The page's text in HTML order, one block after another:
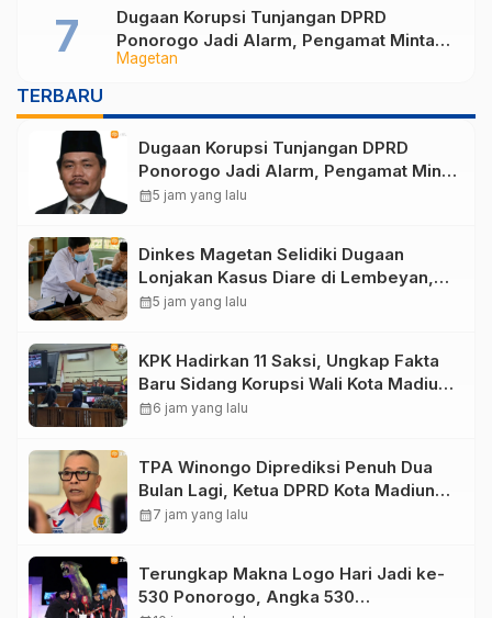
Magetan
Dugaan Korupsi Tunjangan DPRD
Ponorogo Jadi Alarm, Pengamat Minta
Magetan Perkuat Tata Kelola
TERBARU
Dugaan Korupsi Tunjangan DPRD
Ponorogo Jadi Alarm, Pengamat Minta
Magetan Perkuat Tata Kelola
calendar_month5 jam yang lalu
Dinkes Magetan Selidiki Dugaan
Lonjakan Kasus Diare di Lembeyan,
Lakukan Penyelidikan Epidemiologi
calendar_month5 jam yang lalu
KPK Hadirkan 11 Saksi, Ungkap Fakta
Baru Sidang Korupsi Wali Kota Madiun
Nonaktif Maidi
calendar_month6 jam yang lalu
TPA Winongo Diprediksi Penuh Dua
Bulan Lagi, Ketua DPRD Kota Madiun
Desak Pemkot Percepat Penanganan
calendar_month7 jam yang lalu
Terungkap Makna Logo Hari Jadi ke-
530 Ponorogo, Angka 530